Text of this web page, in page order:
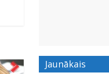
Jaunākais